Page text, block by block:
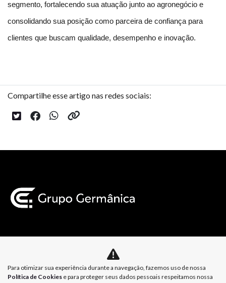
segmento, fortalecendo sua atuação junto ao agronegócio e
consolidando sua posição como parceira de confiança para
clientes que buscam qualidade, desempenho e inovação.
Compartilhe esse artigo nas redes sociais:
Política de Privacidade Política de Cookies
Para otimizar sua experiência durante a navegação, fazemos uso de nossa
Política de Cookies e para proteger seus dados pessoais respeitamos nossa